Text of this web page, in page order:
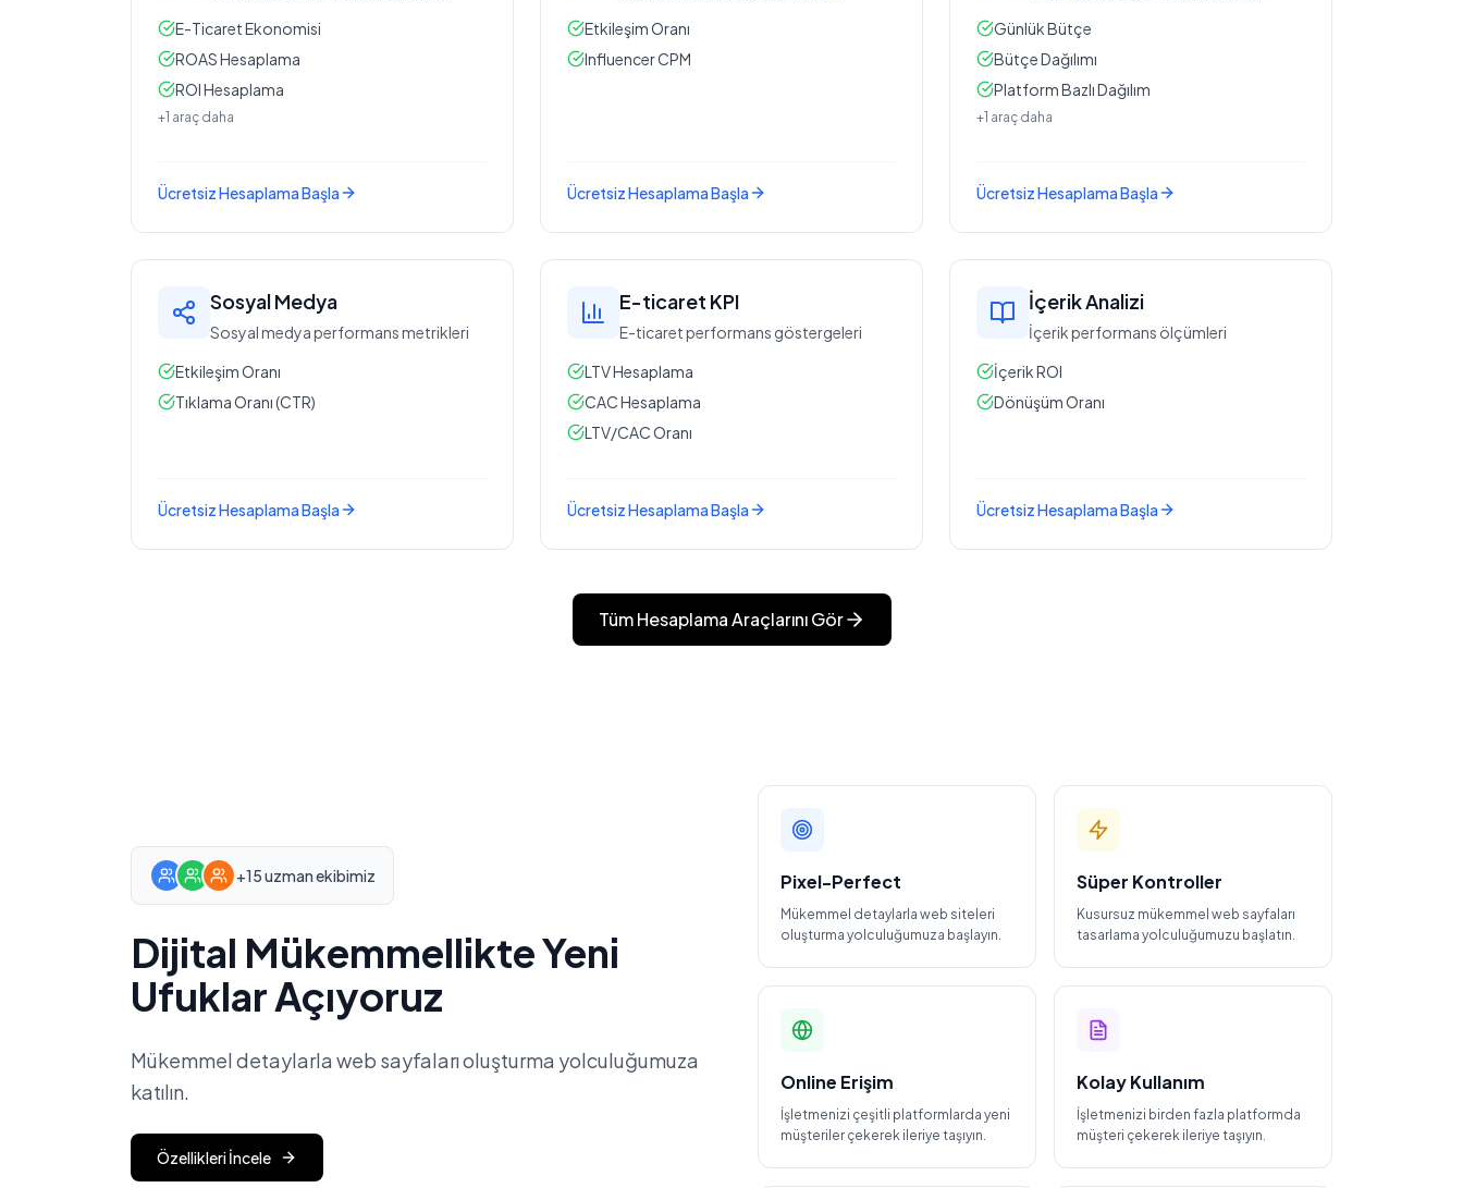
E-Ticaret Ekonomisi
ROAS Hesaplama
ROI Hesaplama
+1 araç daha
Ücretsiz Hesaplama Başla
Etkileşim Oranı
Influencer CPM
Ücretsiz Hesaplama Başla
Günlük Bütçe
Bütçe Dağılımı
Platform Bazlı Dağılım
+1 araç daha
Ücretsiz Hesaplama Başla
Sosyal Medya
Sosyal medya performans metrikleri
Etkileşim Oranı
Tıklama Oranı (CTR)
Ücretsiz Hesaplama Başla
E-ticaret KPI
E-ticaret performans göstergeleri
LTV Hesaplama
CAC Hesaplama
LTV/CAC Oranı
Ücretsiz Hesaplama Başla
İçerik Analizi
İçerik performans ölçümleri
İçerik ROI
Dönüşüm Oranı
Ücretsiz Hesaplama Başla
Tüm Hesaplama Araçlarını Gör
+15 uzman ekibimiz
Dijital Mükemmellikte Yeni
Ufuklar Açıyoruz
Mükemmel detaylarla web sayfaları oluşturma yolculuğumuza
katılın.
Özellikleri İncele
Pixel-Perfect
Mükemmel detaylarla web siteleri
oluşturma yolculuğumuza başlayın.
Süper Kontroller
Kusursuz mükemmel web sayfaları
tasarlama yolculuğumuzu başlatın.
Online Erişim
İşletmenizi çeşitli platformlarda yeni
müşteriler çekerek ileriye taşıyın.
Kolay Kullanım
İşletmenizi birden fazla platformda
müşteri çekerek ileriye taşıyın.